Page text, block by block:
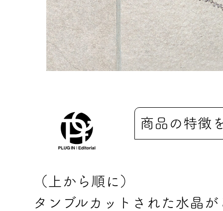
商品の特徴
（上から順に）
タンブルカットされた水晶